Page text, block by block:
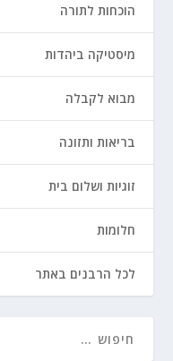
הוכחות לתורה
מיסטיקה ביהדות
מבוא לקבלה
בריאות ותזונה
זוגיות ושלום בית
חלומות
לכל הרבנים באתר